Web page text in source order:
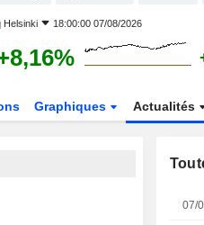
Helsinki 18:00:00 07/08/2026
Graphiques Actualités
07/